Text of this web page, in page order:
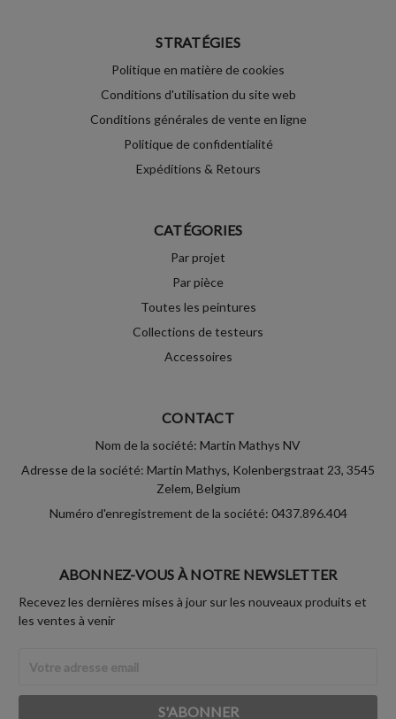
STRATÉGIES
Politique en matière de cookies
Conditions d'utilisation du site web
Conditions générales de vente en ligne
Politique de confidentialité
Expéditions & Retours
CATÉGORIES
Par projet
Par pièce
Toutes les peintures
Collections de testeurs
Accessoires
CONTACT
Nom de la société: Martin Mathys NV
Adresse de la société: Martin Mathys, Kolenbergstraat 23, 3545
Zelem, Belgium
Numéro d'enregistrement de la société: 0437.896.404
ABONNEZ-VOUS À NOTRE NEWSLETTER
Recevez les dernières mises à jour sur les nouveaux produits et
les ventes à venir
Email